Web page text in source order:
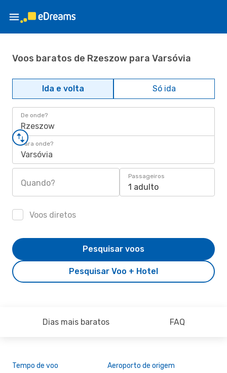
Voos baratos de Rzeszow para Varsóvia
Ida e volta Só ida
De onde?
Rzeszow
Para onde?
Varsóvia
Quando?
Passageiros
1 adulto
Voos diretos
Pesquisar Voo + Hotel
Pesquisar voos
Dias mais baratos FAQ
Tempo de voo Aeroporto de origem